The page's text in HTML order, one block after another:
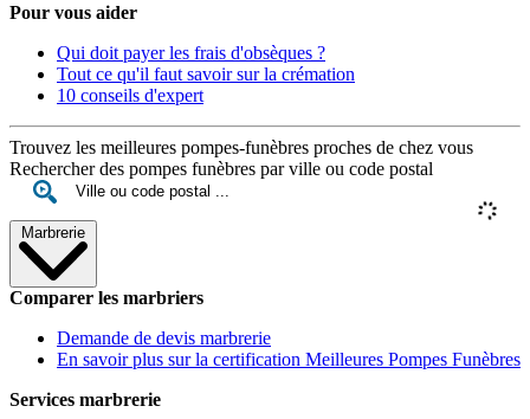
Pour vous aider
Qui doit payer les frais d'obsèques ?
Tout ce qu'il faut savoir sur la crémation
10 conseils d'expert
Trouvez les meilleures pompes-funèbres proches de chez vous
Rechercher des pompes funèbres par ville ou code postal
Marbrerie
Comparer les marbriers
Demande de devis marbrerie
En savoir plus sur la certification Meilleures Pompes Funèbres
Services marbrerie